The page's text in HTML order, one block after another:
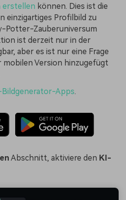
erstellen können. Dies ist die
einzigartiges Profilbild zu
Potter-Zauberuniversum
ist derzeit nur in der
aber es ist nur eine Frage
mobilen Version hinzugefügt
Apps.
Abschnitt, aktiviere den KI-